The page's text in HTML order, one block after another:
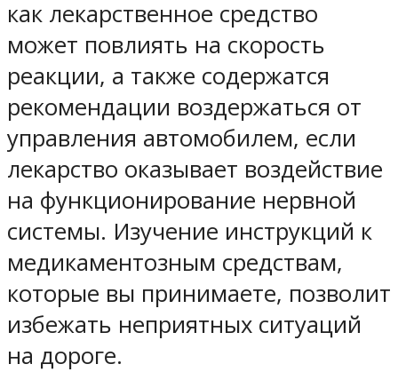
как лекарственное средство
может повлиять на скорость
реакции, а также содержатся
рекомендации воздержаться от
управления автомобилем, если
лекарство оказывает воздействие
на функционирование нервной
системы. Изучение инструкций к
медикаментозным средствам,
которые вы принимаете, позволит
избежать неприятных ситуаций
на дороге.